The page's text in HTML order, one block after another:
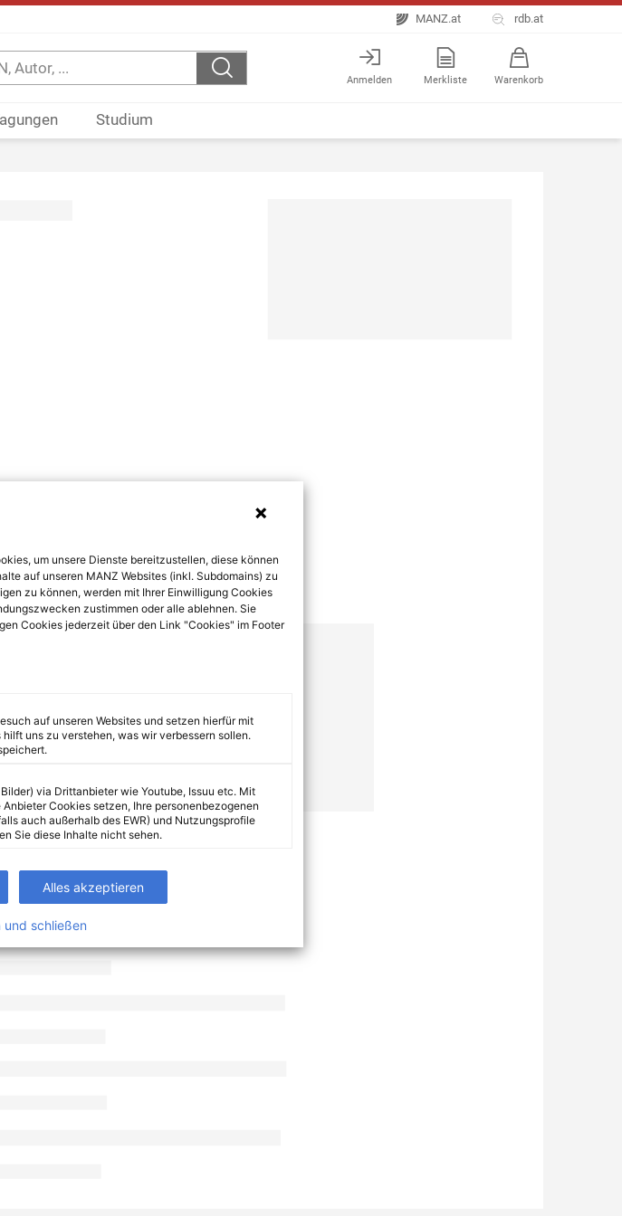
MANZ.at rdb.at
Anmelden Merkliste Warenkorb
Studium
um unsere Dienste bereitzustellen, diese können
auf unseren MANZ Websites (inkl. Subdomains) zu
zu können, werden mit Ihrer Einwilligung Cookies
zustimmen oder alle ablehnen. Sie
Cookies jederzeit über den Link "Cookies" im Footer
auf unseren Websites und setzen hierfür mit
uns zu verstehen, was wir verbessern sollen.
via Drittanbieter wie Youtube, Issuu etc. Mit
Cookies setzen, Ihre personenbezogenen
auch außerhalb des EWR) und Nutzungsprofile
Sie diese Inhalte nicht sehen.
Alles akzeptieren
und schließen